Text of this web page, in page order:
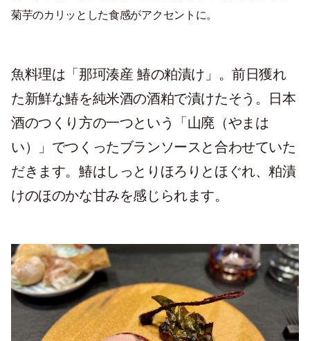
菊芋のカリッとした食感がアクセントに。
魚料理は「那珂湊産 鰆の粕漬け」。前日獲れ
た新鮮な鰆を純米酒の酒粕で漬けたそう。日本
酒のつくり方の一つという「山廃（やまは
い）」でつくったブランソースと合わせていた
だきます。鰆はしっとりほろりとほぐれ、粕漬
けのほのかな甘みを感じられます。